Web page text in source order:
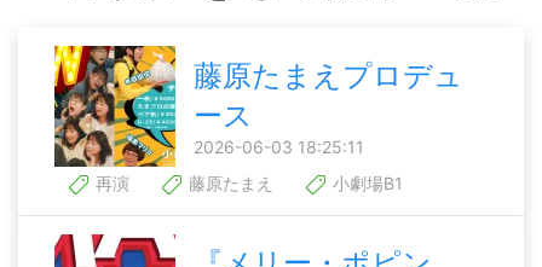
藤原たまえプロデュ
ース
2026-06-03 18:25:11
再演
藤原たまえ 小劇場B1